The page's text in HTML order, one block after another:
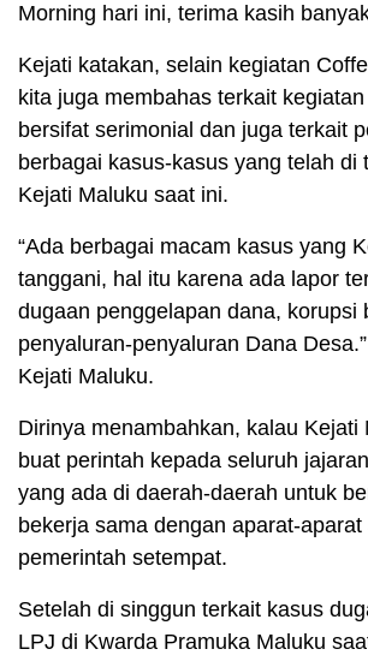
Morning hari ini, terima kasih
Kejati katakan, selain kegiatan
kita juga membahas terkait
bersifat serimonial dan juga terkait
berbagai kasus-kasus yang telah di
Kejati Maluku saat ini.
“Ada berbagai macam kasus yang
tanggani, hal itu karena ada lapor
dugaan penggelapan dana, korupsi
penyaluran-penyaluran Dana
Kejati Maluku.
Dirinya menambahkan, kalau Kejati
buat perintah kepada seluruh
yang ada di daerah-daerah untuk
bekerja sama dengan aparat-aparat
pemerintah setempat.
Setelah di singgun terkait kasus
LPJ di Kwarda Pramuka Maluku